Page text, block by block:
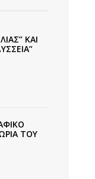
ΚΑΙ
ΤΟΥ